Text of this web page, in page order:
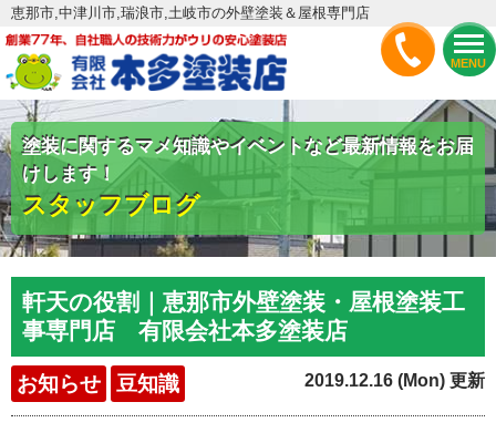
MENU
恵那市,中津川市,瑞浪市,土岐市の外壁塗装＆屋根専門店
塗装に関するマメ知識やイベントなど最新情報をお届
けします！
スタッフブログ
軒天の役割｜恵那市外壁塗装・屋根塗装工
事専門店 有限会社本多塗装店
お知らせ 豆知識 2019.12.16 (Mon) 更新